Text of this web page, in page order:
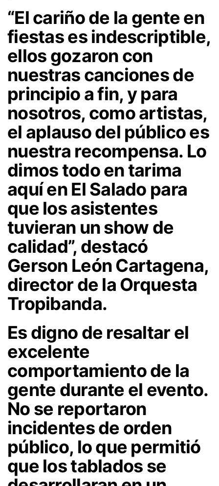
“El cariño de la gente en
fiestas es indescriptible,
ellos gozaron con
nuestras canciones de
principio a fin, y para
nosotros, como artistas,
el aplauso del público es
nuestra recompensa. Lo
dimos todo en tarima
aquí en El Salado para
que los asistentes
tuvieran un show de
calidad”, destacó
Gerson León Cartagena,
director de la Orquesta
Tropibanda.
Es digno de resaltar el
excelente
comportamiento de la
gente durante el evento.
No se reportaron
incidentes de orden
público, lo que permitió
que los tablados se